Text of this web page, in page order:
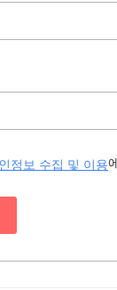
정보 수집 및 이용